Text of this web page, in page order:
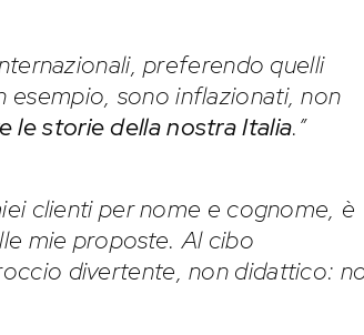
preferendo quelli
esempio, sono inflazionati, non
le storie della nostra Italia.”
clienti per nome e cognome, è
mie proposte. Al cibo
divertente, non didattico: